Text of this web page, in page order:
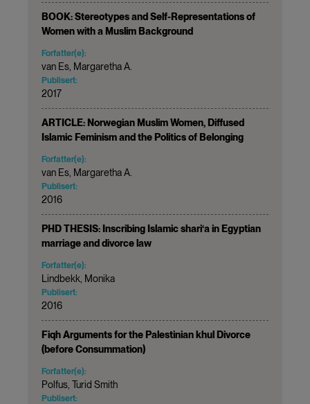
BOOK: Stereotypes and Self-Representations of
Women with a Muslim Background
Forfatter(e):
van Es, Margaretha A.
Publisert:
2017
ARTICLE: Norwegian Muslim Women, Diffused
Islamic Feminism and the Politics of Belonging
Forfatter(e):
van Es, Margaretha A.
Publisert:
2016
PHD THESIS: Inscribing Islamic shari‘a in Egyptian
marriage and divorce law
Forfatter(e):
Lindbekk, Monika
Publisert:
2016
Fiqh Arguments for the Palestinian khul Divorce
(before Consummation)
Forfatter(e):
Polfus, Turid Smith
Publisert: